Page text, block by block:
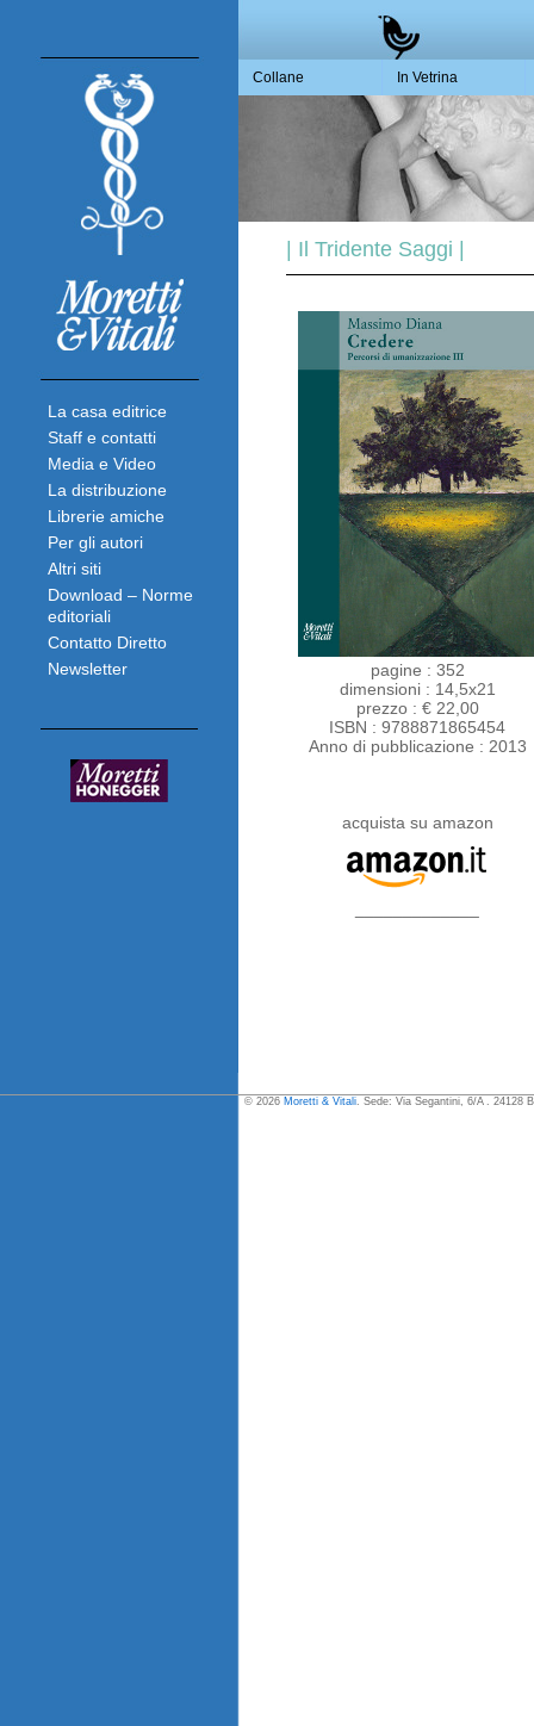
La casa editrice
Staff e contatti
Media e Video
La distribuzione
Librerie amiche
Per gli autori
Altri siti
Download – Norme
editoriali
Contatto Diretto
Newsletter
Collane In Vetrina
| Il Tridente Saggi |
pagine : 352
dimensioni : 14,5x21
prezzo : € 22,00
ISBN : 9788871865454
Anno di pubblicazione : 2013
acquista su amazon
© 2026 Moretti & Vitali . Sede: Via Segantini, 6/A . 24128